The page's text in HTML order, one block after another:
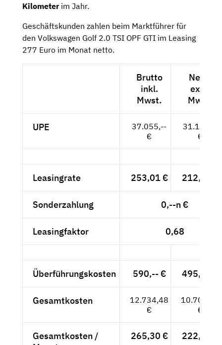
Kilometerim Jahr.
Geschäftskunden zahlen beim Marktführer für
den Volkswagen Golf 2.0 TSI OPF GTI im Leasing
277 Euro im Monat netto.
Brutto
inkl.
Mwst.
Netto
exkl.
Mwst.
UPE
37.055,--
€
31.139,--
€
Leasingrate 253,01 € 212,61 €
Sonderzahlung 0,--n €
Leasingfaktor 0,68
Überführungskosten 590,-- € 495,80 €
Gesamtkosten
12.734,48
€
10.701,24
€
Gesamtkosten /
265,30 € 222,94 €